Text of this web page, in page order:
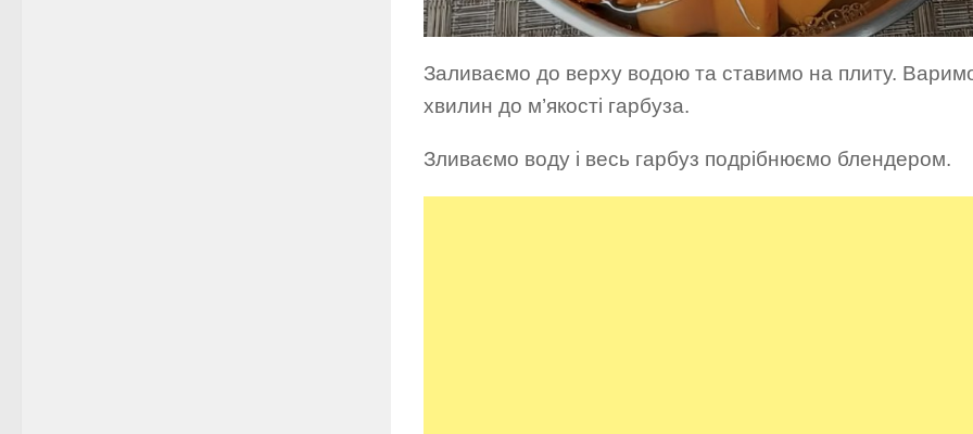
Заливаємо до верху водою та ставимо на плиту.
хвилин до м’якості гарбуза.
Зливаємо воду і весь гарбуз подрібнюємо блендером.